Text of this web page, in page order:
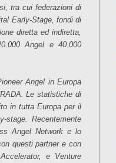
tra cui federazioni di
Early-Stage, fondi di
diretta ed indiretta,
Angel e 40.000
Angel in Europa
Le statistiche di
in tutta Europa per il
Recentemente
Angel Network e lo
questi partner e con
e Venture